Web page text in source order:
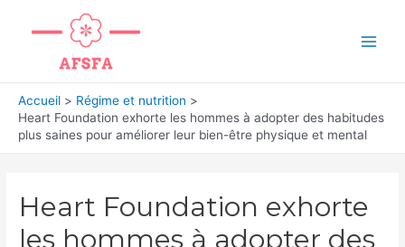
Accueil
Régime et nutrition
Heart Foundation exhorte les hommes à adopter des habitudes
plus saines pour améliorer leur bien-être physique et mental
Heart Foundation exhorte
les hommes à adopter des